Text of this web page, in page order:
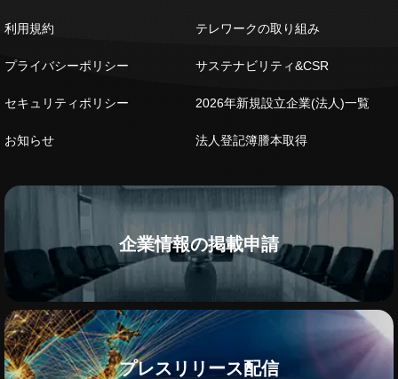
利用規約
プライバシーポリシー
セキュリティポリシー
お知らせ
テレワークの取り組み
サステナビリティ&CSR
2026年新規設立企業(法人)一覧
法人登記簿謄本取得
企業情報の掲載申請
プレスリリース配信